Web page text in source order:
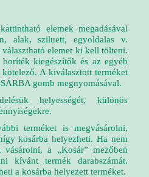
elemek megadásával
alak, sziluett, egyoldalas v.
elemet ki kell tölteni.
kiegészítők és az egyéb
A kiválasztott terméket
gomb megnyomásával.
helyességét, különös
terméket is megvásárolni,
kosárba helyezheti. Ha nem
vásárolni, a „Kosár” mezőben
kívánt termék darabszámát.
a kosárba helyezett terméket.